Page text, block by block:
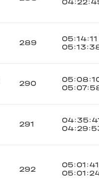
289
05:14:11
290
291
292
05:01:41